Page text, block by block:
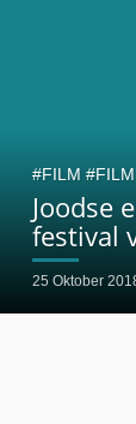
Joodse
festival
25 Oktober
FILM